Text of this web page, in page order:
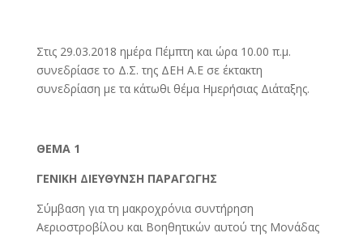
Στις 29.03.2018 ημέρα Πέμπτη και ώρα 10.00 π.μ.
συνεδρίασε το Δ.Σ. της ΔΕΗ Α.Ε σε έκτακτη
συνεδρίαση με τα κάτωθι θέμα Ημερήσιας Διάταξης.
ΘΕΜΑ 1
ΓΕΝΙΚΗ ΔΙΕΥΘΥΝΣΗ ΠΑΡΑΓΩΓΗΣ
Σύμβαση για τη μακροχρόνια συντήρηση
Αεριοστροβίλου και Βοηθητικών αυτού της Μονάδας